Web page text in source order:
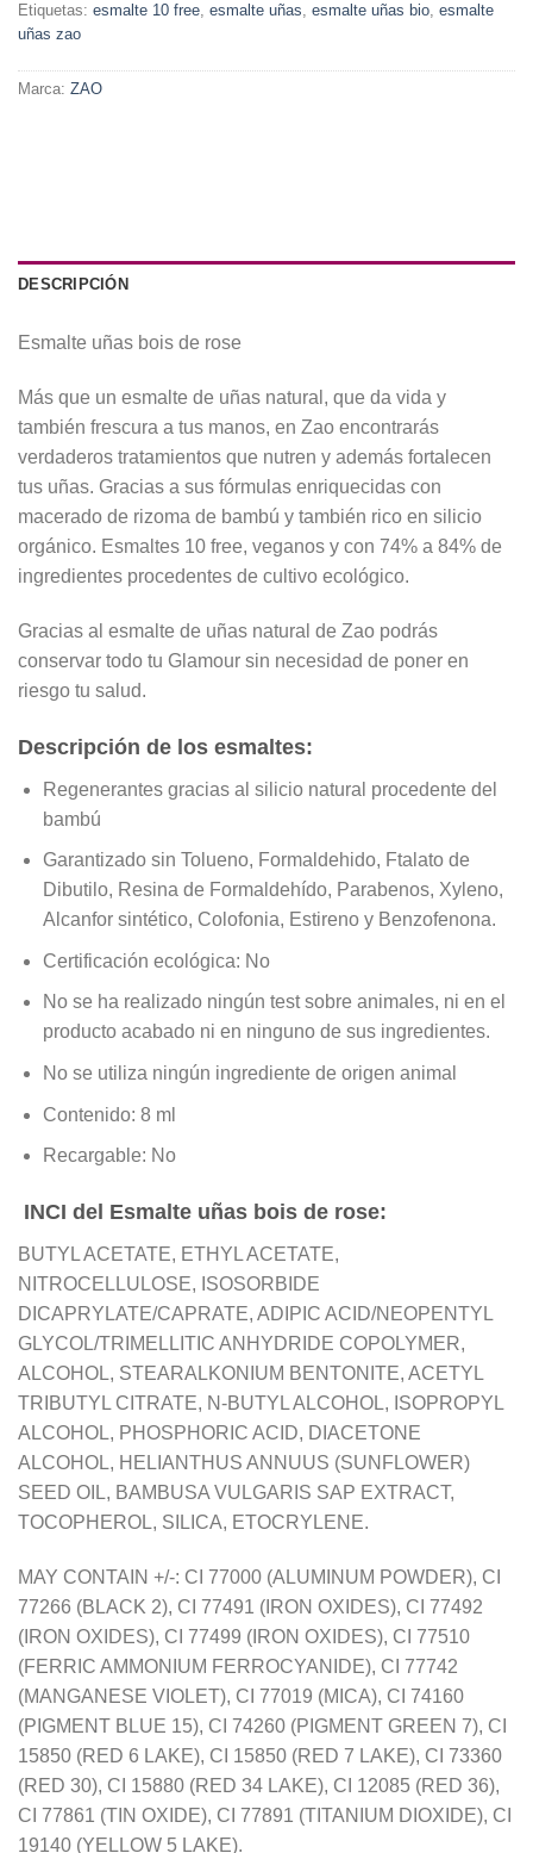
Etiquetas: esmalte 10 free, esmalte uñas, esmalte uñas bio, esmalte
uñas zao
Marca: ZAO
DESCRIPCIÓN
Esmalte uñas bois de rose
Más que un esmalte de uñas natural, que da vida y
también frescura a tus manos, en Zao encontrarás
verdaderos tratamientos que nutren y además fortalecen
tus uñas. Gracias a sus fórmulas enriquecidas con
macerado de rizoma de bambú y también rico en silicio
orgánico. Esmaltes 10 free, veganos y con 74% a 84% de
ingredientes procedentes de cultivo ecológico.
Gracias al esmalte de uñas natural de Zao podrás
conservar todo tu Glamour sin necesidad de poner en
riesgo tu salud.
Descripción de los esmaltes:
Regenerantes gracias al silicio natural procedente del
bambú
Garantizado sin Tolueno, Formaldehido, Ftalato de
Dibutilo, Resina de Formaldehído, Parabenos, Xyleno,
Alcanfor sintético, Colofonia, Estireno y Benzofenona.
Certificación ecológica: No
No se ha realizado ningún test sobre animales, ni en el
producto acabado ni en ninguno de sus ingredientes.
No se utiliza ningún ingrediente de origen animal
Contenido: 8 ml
Recargable: No
INCI del Esmalte uñas bois de rose:
BUTYL ACETATE, ETHYL ACETATE,
NITROCELLULOSE, ISOSORBIDE
DICAPRYLATE/CAPRATE, ADIPIC ACID/NEOPENTYL
GLYCOL/TRIMELLITIC ANHYDRIDE COPOLYMER,
ALCOHOL, STEARALKONIUM BENTONITE, ACETYL
TRIBUTYL CITRATE, N-BUTYL ALCOHOL, ISOPROPYL
ALCOHOL, PHOSPHORIC ACID, DIACETONE
ALCOHOL, HELIANTHUS ANNUUS (SUNFLOWER)
SEED OIL, BAMBUSA VULGARIS SAP EXTRACT,
TOCOPHEROL, SILICA, ETOCRYLENE.
MAY CONTAIN +/-: CI 77000 (ALUMINUM POWDER), CI
77266 (BLACK 2), CI 77491 (IRON OXIDES), CI 77492
(IRON OXIDES), CI 77499 (IRON OXIDES), CI 77510
(FERRIC AMMONIUM FERROCYANIDE), CI 77742
(MANGANESE VIOLET), CI 77019 (MICA), CI 74160
(PIGMENT BLUE 15), CI 74260 (PIGMENT GREEN 7), CI
15850 (RED 6 LAKE), CI 15850 (RED 7 LAKE), CI 73360
(RED 30), CI 15880 (RED 34 LAKE), CI 12085 (RED 36),
CI 77861 (TIN OXIDE), CI 77891 (TITANIUM DIOXIDE), CI
19140 (YELLOW 5 LAKE).